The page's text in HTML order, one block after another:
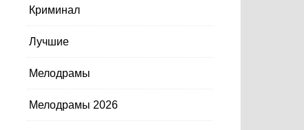
Криминал
Лучшие
Мелодрамы
Мелодрамы 2026